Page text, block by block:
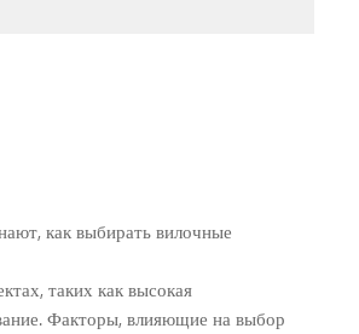
как выбирать вилочные
таких как высокая
Факторы, влияющие на выбор